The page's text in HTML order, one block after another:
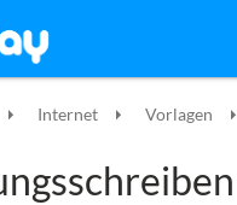
Internet Vorlagen